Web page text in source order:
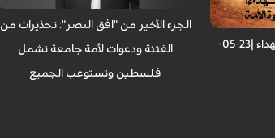
قادمون | أطفال میناب الشهداء |23-05-
الجزء الأخير من "افق النصر": تحذيرات من
الفتنة ودعوات لأمة جامعة تشمل
فلسطين وتستوعب الجميع